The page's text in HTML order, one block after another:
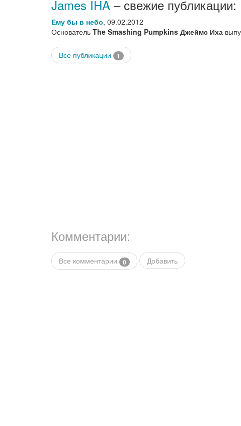
James IHA – свежие публикации:
Ему бы в небо, 09.02.2012
Основатель The Smashing Pumpkins Джеймс Иха
Все публикации 1
Комментарии:
Все комментарии 0 Добавить